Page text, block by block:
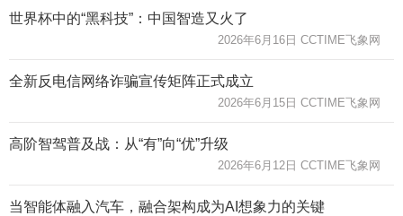
世界杯中的“黑科技”：中国智造又火了
2026年6月16日 CCTIME飞象网
全新反电信网络诈骗宣传矩阵正式成立
2026年6月15日 CCTIME飞象网
高阶智驾普及战：从“有”向“优”升级
2026年6月12日 CCTIME飞象网
当智能体融入汽车，融合架构成为AI想象力的关键